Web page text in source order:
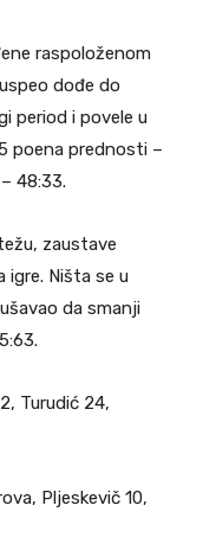
raspoloženom
dođe do
period i povele u
poena prednosti –
48:33.
zaustave
igre. Ništa se u
da smanji
Turudić 24,
Pljeskevič 10,